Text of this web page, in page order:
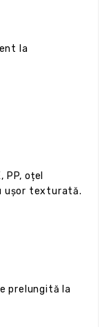
la
PP, oțel
ușor texturată.
prelungită la